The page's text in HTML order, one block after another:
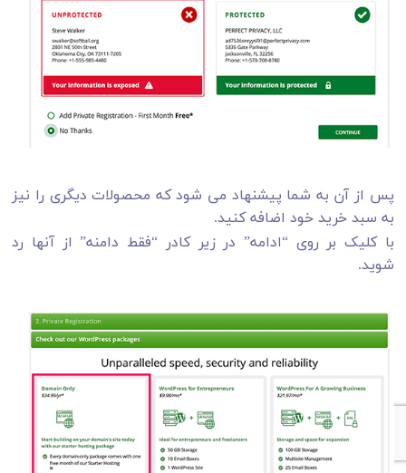
پس از آن به شما پیشنهاد می شود که محصولات دیگری را نیز
به سبد خرید خود اضافه کنید.
با کلیک بر روی “ادامه” در زیر کادر “فقط دامنه” از آنها رد
شوید.